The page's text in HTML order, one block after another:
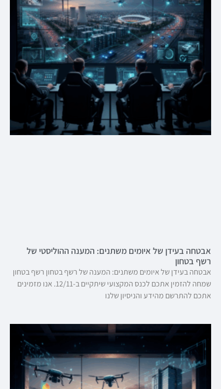
אבטחה בעידן של איומים משתנים: המענה ההוליסטי של
רשף בטחון
אבטחה בעידן של איומים משתנים: המענה של רשף בטחון רשף בטחון
שמחה להזמין אתכם לכנס המקצועי שיתקיים ב-12/11. אנו מזמינים
אתכם להתרשם מהידע והניסיון שלנו